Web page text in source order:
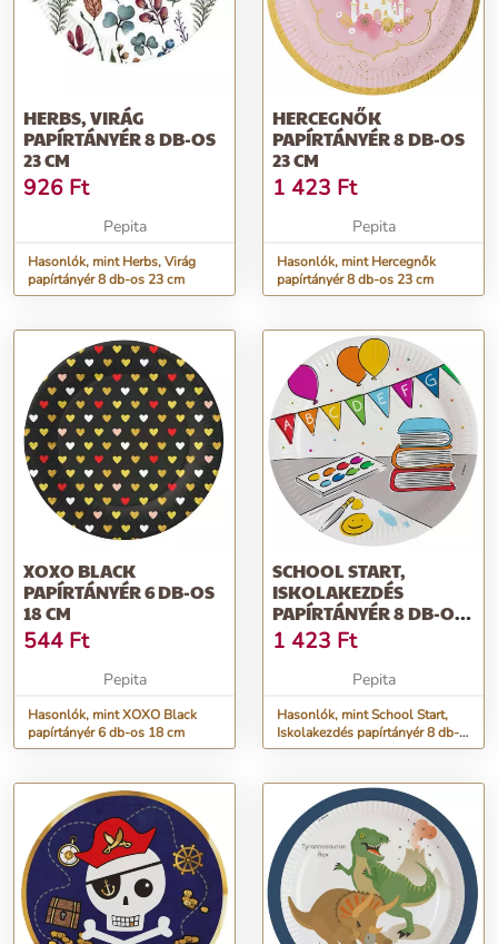
HERBS, VIRÁG
PAPÍRTÁNYÉR 8 DB-OS
23 CM
926 Ft
Pepita
Hasonlók, mint Herbs, Virág
papírtányér 8 db-os 23 cm
HERCEGNŐK
PAPÍRTÁNYÉR 8 DB-OS
23 CM
1 423 Ft
Pepita
Hasonlók, mint Hercegnők
papírtányér 8 db-os 23 cm
XOXO BLACK
PAPÍRTÁNYÉR 6 DB-OS
18 CM
544 Ft
Pepita
Hasonlók, mint XOXO Black
papírtányér 6 db-os 18 cm
SCHOOL START,
ISKOLAKEZDÉS
PAPÍRTÁNYÉR 8 DB-OS
23 CM
1 423 Ft
Pepita
Hasonlók, mint School Start,
Iskolakezdés papírtányér 8 db-
os 23 cm